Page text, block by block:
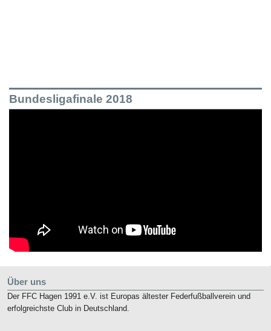
Bundesligafinale 2018
Über uns
Der FFC Hagen 1991 e.V. ist Europas ältester Federfußballverein und
erfolgreichste Club in Deutschland.